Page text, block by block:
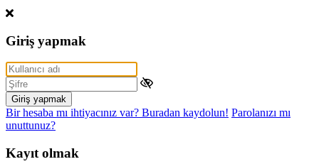
Giriş yapmak
Giriş yapmak
Bir hesaba mı ihtiyacınız var? Buradan kaydolun! Parolanızı mı
unuttunuz?
Kayıt olmak